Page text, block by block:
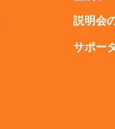
説明会
サポー